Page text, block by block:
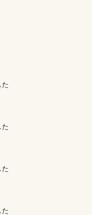
た
た
た
た